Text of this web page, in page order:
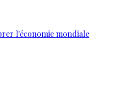
l'économie mondiale